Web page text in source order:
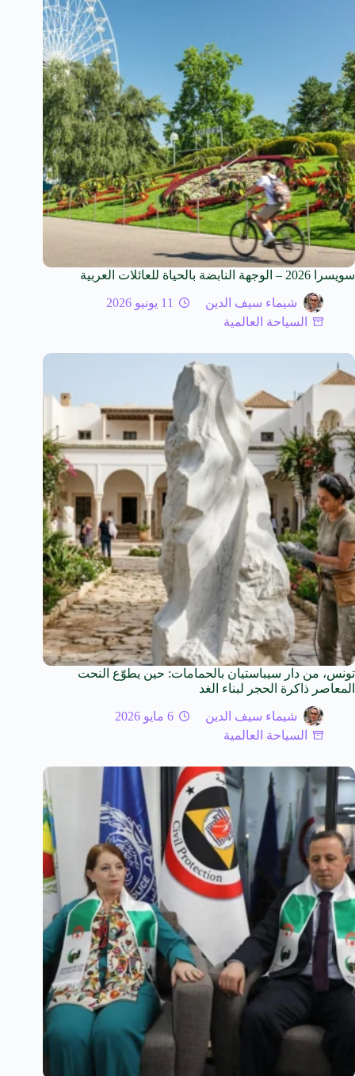
سويسرا 2026 – الوجهة النابضة بالحياة للعائلات العربية
شيماء سيف الدين
11 يونيو 2026
السياحة العالمية
تونس، من دار سيباستيان بالحمامات: حين يطوّع النحت
المعاصر ذاكرة الحجر لبناء الغد
شيماء سيف الدين
6 مايو 2026
السياحة العالمية